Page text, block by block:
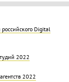
российского Digital
2022
2022